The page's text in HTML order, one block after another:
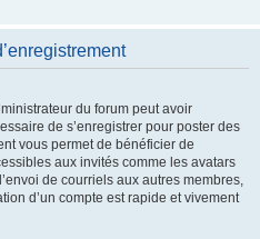
du forum peut avoir
de s’enregistrer pour poster des
vous permet de bénéficier de
aux invités comme les avatars
de courriels aux autres membres,
d’un compte est rapide et vivement